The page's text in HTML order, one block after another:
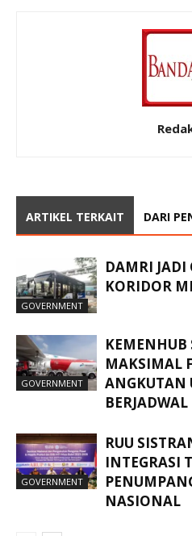
ARTIKEL TERKAIT DARI
GOVERNMENT
DAMRI JADI
KORIDOR
GOVERNMENT
KEMENHUB
MAKSIMAL
ANGKUTAN
GOVERNMENT
RUU
INTEGRASI
NASIONAL